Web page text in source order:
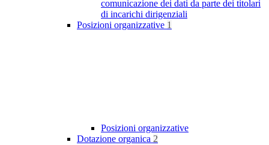
comunicazione dei dati da parte dei titolari
di incarichi dirigenziali
Posizioni organizzative 1
Posizioni organizzative
Dotazione organica 2